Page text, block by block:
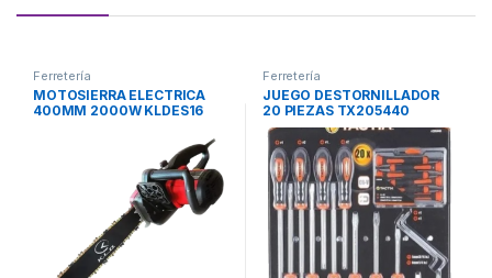
Ferretería
MOTOSIERRA ELECTRICA
400MM 2000W KLDES16
Ferretería
JUEGO DESTORNILLADOR
20 PIEZAS TX205440
TACTIX